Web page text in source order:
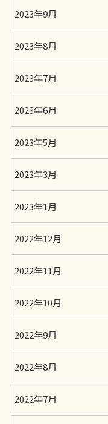
2023年9月
2023年8月
2023年7月
2023年6月
2023年5月
2023年3月
2023年1月
2022年12月
2022年11月
2022年10月
2022年9月
2022年8月
2022年7月